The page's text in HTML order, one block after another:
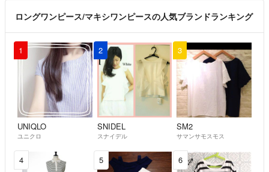
ロングワンピース/マキシワンピースの人気ブランドランキング
1
UNIQLO
ユニクロ
2
SNIDEL
スナイデル
3
SM2
サマンサモスモス
4 5 6